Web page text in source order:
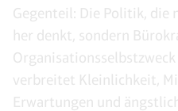
Gegenteil: Die Politik, die
her denkt, sondern
verbreitet Kleinlichkeit,
Erwartungen und